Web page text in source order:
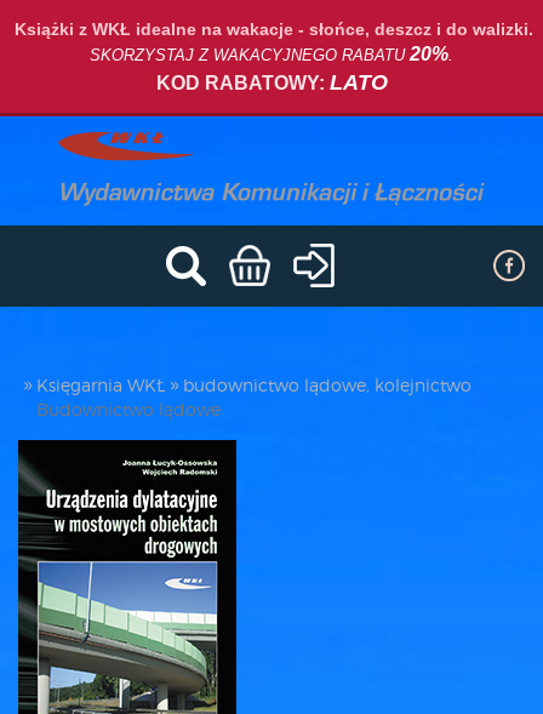
Książki z WKŁ idealne na wakacje - słońce, deszcz i do walizki.
SKORZYSTAJ Z WAKACYJNEGO RABATU20%.
KOD RABATOWY: LATO
Księgarnia WKŁ
budownictwo lądowe, kolejnictwo
Budownictwo lądowe